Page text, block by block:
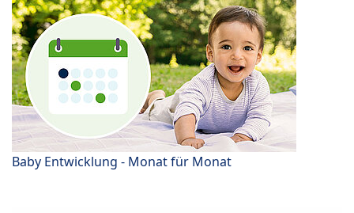
Baby Entwicklung - Monat für Monat